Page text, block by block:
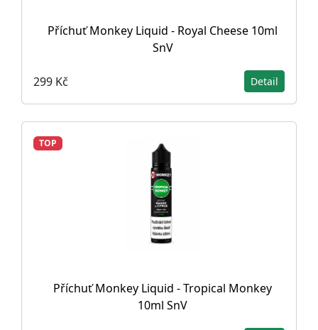
Příchuť Monkey Liquid - Royal Cheese 10ml
SnV
299 Kč Detail
TOP
Příchuť Monkey Liquid - Tropical Monkey
10ml SnV